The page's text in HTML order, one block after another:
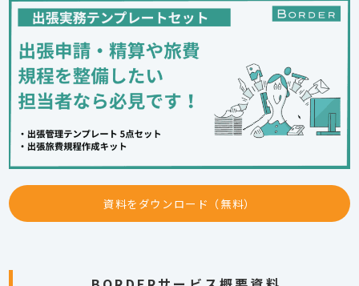
資料をダウンロード（無料）